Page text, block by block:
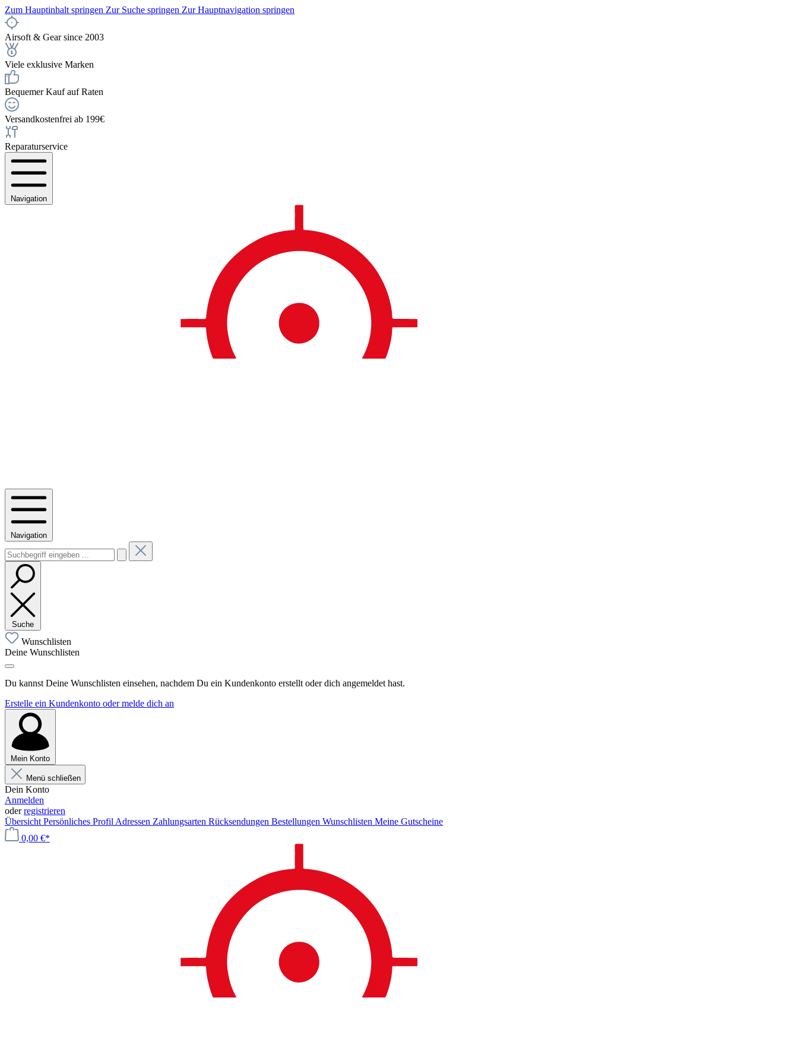
Zum Hauptinhalt springen Zur Suche springen Zur Hauptnavigation springen
Airsoft & Gear since 2003
Viele exklusive Marken
Bequemer Kauf auf Raten
Versandkostenfrei ab 199€
Reparaturservice
Navigation
Navigation
Suche
Wunschlisten
Deine Wunschlisten
Du kannst Deine Wunschlisten einsehen, nachdem Du ein Kundenkonto erstellt oder dich angemeldet hast.
Erstelle ein Kundenkonto oder melde dich an
Mein Konto
Menü schließen
Dein Konto
Anmelden
oderregistrieren
Übersicht Persönliches Profil Adressen Zahlungsarten Rücksendungen Bestellungen Wunschlisten Meine Gutscheine
0,00 €*